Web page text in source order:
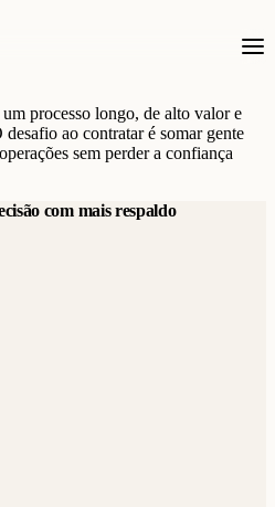
processo longo, de alto valor e
ao contratar é somar gente
sem perder a confiança
com mais respaldo